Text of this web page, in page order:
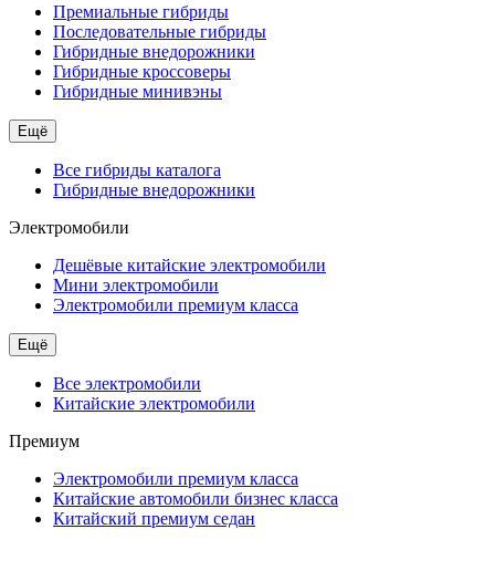
Премиальные гибриды
Последовательные гибриды
Гибридные внедорожники
Гибридные кроссоверы
Гибридные минивэны
Ещё
Все гибриды каталога
Гибридные внедорожники
Электромобили
Дешёвые китайские электромобили
Мини электромобили
Электромобили премиум класса
Ещё
Все электромобили
Китайские электромобили
Премиум
Электромобили премиум класса
Китайские автомобили бизнес класса
Китайский премиум седан